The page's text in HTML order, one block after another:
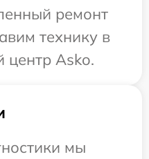
ремонт
технику в
центр Asko.
мы